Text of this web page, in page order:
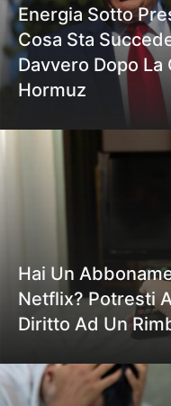
Energia Sotto
Cosa Sta
Davvero Dopo La
Hormuz
Hai Un
Netflix? Potresti
Diritto Ad Un